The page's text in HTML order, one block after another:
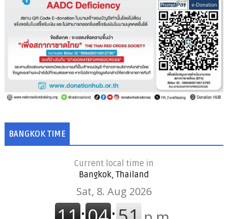
BANGKOK TIME
Current local time in
Bangkok, Thailand